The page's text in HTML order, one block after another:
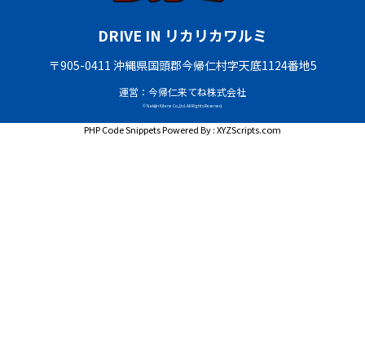
DRIVE IN リカリカワルミ
〒905-0411 沖縄県国頭郡今帰仁村字天底1124番地5
運営：今帰仁来てね株式会社
© Nakijin Kitene Co.,Ltd. All Rights Reserved.
PHP Code SnippetsPowered By :XYZScripts.com